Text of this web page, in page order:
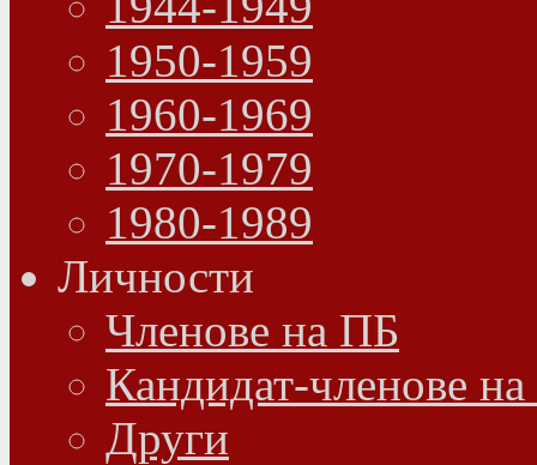
1950-1959
1960-1969
1970-1979
1980-1989
Личности
Членове на ПБ
Кандидат-членове
Други